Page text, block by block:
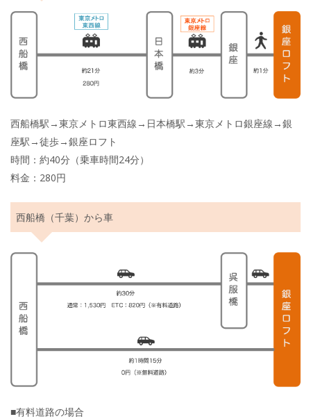
西船橋駅→東京メトロ東西線→日本橋駅→東京メトロ銀座線→銀
座駅→徒歩→銀座ロフト
時間：約40分（乗車時間24分）
料金：280円
西船橋（千葉）から車
■有料道路の場合